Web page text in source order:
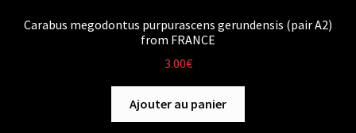
Carabus megodontus purpurascens gerundensis (pair A2)
from FRANCE
3.00€
Ajouter au panier